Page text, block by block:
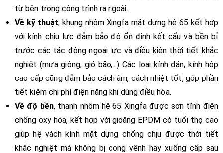
từ bên trong công trình ra ngoài.
Về kỹ thuật, khung nhôm Xingfa mặt dựng hệ 65 kết hợp
với kính chịu lực đảm bảo độ ổn định kết cấu và bền bỉ
trước các tác động ngoại lực và điều kiện thời tiết khắc
nghiệt (mưa giông, gió bão,...) Các loại kính dán, kính hộp
cao cấp cũng đảm bảo cách âm, cách nhiệt tốt, góp phần
tiết kiệm chi phí điện năng khi dùng điều hòa.
Về độ bền, thanh nhôm hệ 65 Xingfa được sơn tĩnh điện
chống oxy hóa, kết hợp với gioăng EPDM có tuổi thọ cao
giúp hệ vách kính mặt dựng chống chịu được thời tiết
khắc nghiệt mà không bị cong vênh hay xuống cấp sau